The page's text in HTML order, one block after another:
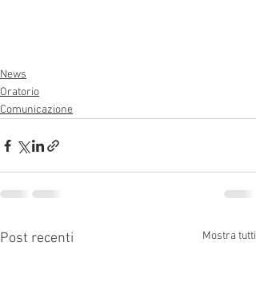
News
Oratorio
Comunicazione
Post recenti Mostra tutti